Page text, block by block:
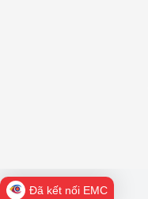
Đã kết nối EMC